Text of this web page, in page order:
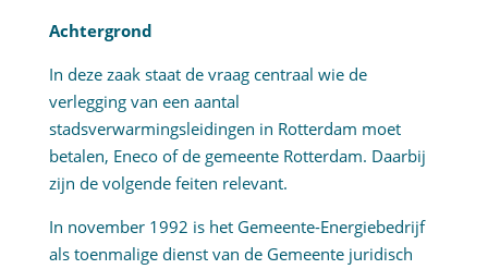
Achtergrond
In deze zaak staat de vraag centraal wie de
verlegging van een aantal
stadsverwarmingsleidingen in Rotterdam moet
betalen, Eneco of de gemeente Rotterdam. Daarbij
zijn de volgende feiten relevant.
In november 1992 is het Gemeente-Energiebedrijf
als toenmalige dienst van de Gemeente juridisch